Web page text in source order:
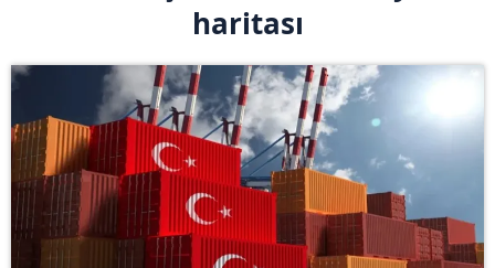
haritası